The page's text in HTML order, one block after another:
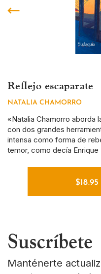
Reflejo escaparate
NATALIA CHAMORRO
«Natalia Chamorro aborda
con dos grandes
intensa como forma de
temor, como decía Enrique
$18.95
Suscríbete
Manténerte